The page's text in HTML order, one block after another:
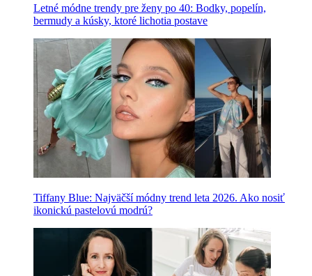
Letné módne trendy pre ženy po 40: Bodky, popelín,
bermudy a kúsky, ktoré lichotia postave
Tiffany Blue: Najväčší módny trend leta 2026. Ako nosiť
ikonickú pastelovú modrú?